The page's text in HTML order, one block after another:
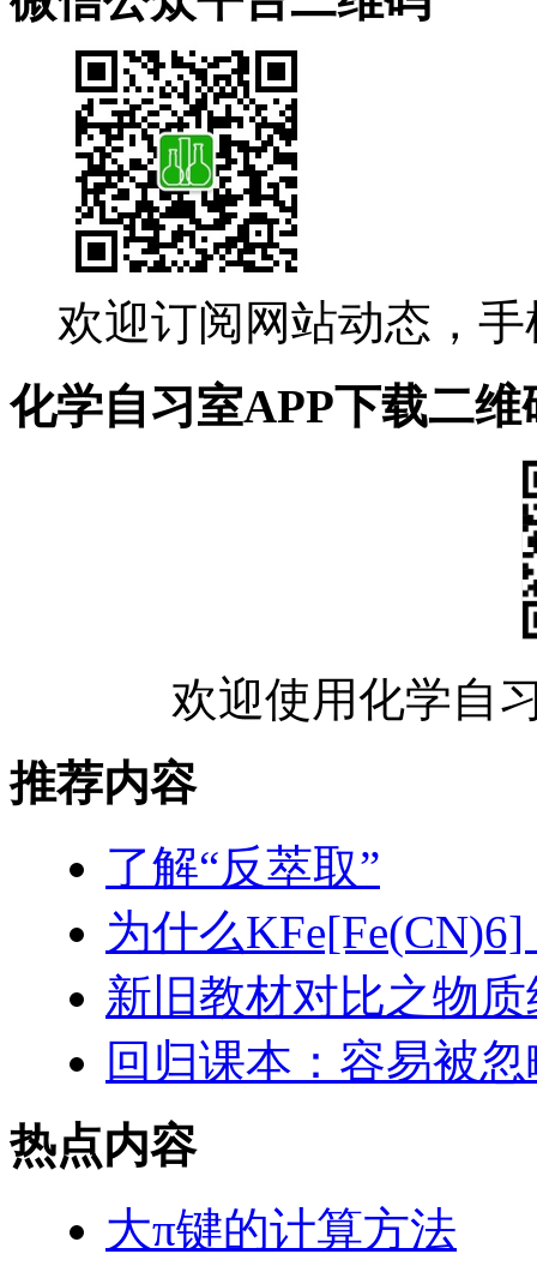
欢迎订阅网站动态，
化学自习室APP下载二维
欢迎使用化学自
推荐内容
了解“反萃取”
为什么
新旧教材对比之物
回归课本：容易被
热点内容
大π键的计算方法